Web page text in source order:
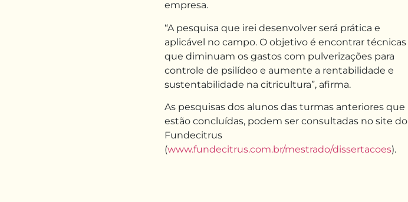
empresa.
“A pesquisa que irei desenvolver será prática e
aplicável no campo. O objetivo é encontrar técnicas
que diminuam os gastos com pulverizações para
controle de psilídeo e aumente a rentabilidade e
sustentabilidade na citricultura”, afirma.
As pesquisas dos alunos das turmas anteriores que
estão concluídas, podem ser consultadas no site do
Fundecitrus
(www.fundecitrus.com.br/mestrado/dissertacoes).